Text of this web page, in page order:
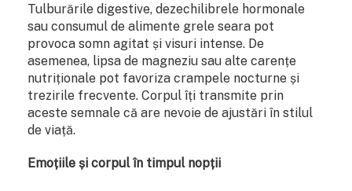
Tulburările digestive, dezechilibrele hormonale
sau consumul de alimente grele seara pot
provoca somn agitat și visuri intense. De
asemenea, lipsa de magneziu sau alte carențe
nutriționale pot favoriza crampele nocturne și
trezirile frecvente. Corpul îți transmite prin
aceste semnale că are nevoie de ajustări în stilul
de viață.
Emoțiile și corpul în timpul nopții